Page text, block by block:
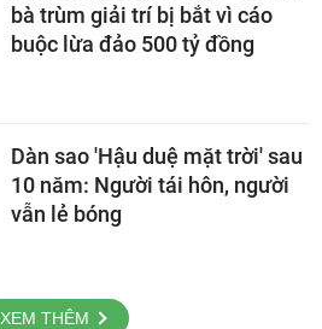
bà trùm giải trí bị bắt vì cáo
buộc lừa đảo 500 tỷ đồng
Dàn sao 'Hậu duệ mặt trời' sau
10 năm: Người tái hôn, người
vẫn lẻ bóng
XEM THÊM